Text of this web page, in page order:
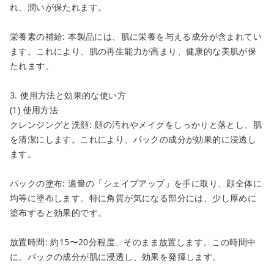
れ、潤いが保たれます。
栄養素の補給: 本製品には、肌に栄養を与える成分が含まれてい
ます。これにより、肌の再生能力が高まり、健康的な美肌が保
たれます。
3. 使用方法と効果的な使い方
(1) 使用方法
クレンジングと洗顔: 顔の汚れやメイクをしっかりと落とし、肌
を清潔にします。これにより、パックの成分が効果的に浸透し
ます。
パックの塗布: 適量の「シェイプアップ」を手に取り、顔全体に
均等に塗布します。特に角質が気になる部分には、少し厚めに
塗布すると効果的です。
放置時間: 約15〜20分程度、そのまま放置します。この時間中
に、パックの成分が肌に浸透し、効果を発揮します。